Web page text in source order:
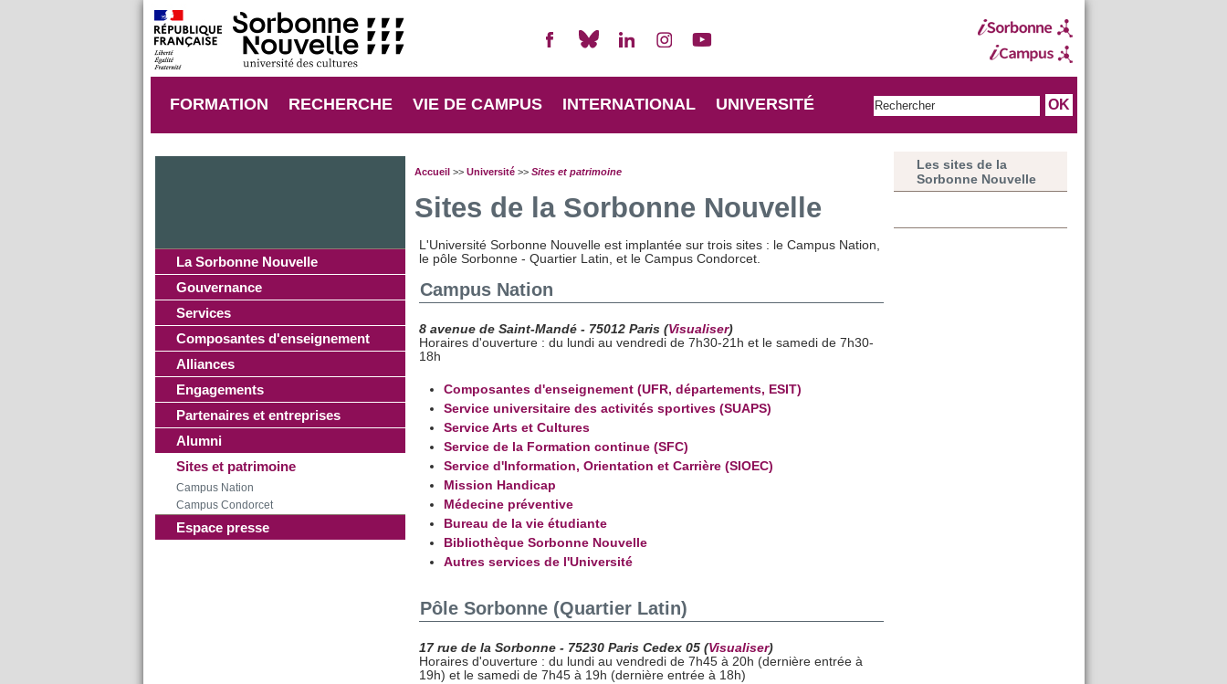
FORMATION RECHERCHE VIE DE CAMPUS INTERNATIONAL UNIVERSITÉ
La Sorbonne Nouvelle
Gouvernance
Services
Composantes d'enseignement
Alliances
Engagements
Partenaires et entreprises
Alumni
Sites et patrimoine
Campus Nation
Campus Condorcet
Espace presse
Accueil>> Université>> Sites et patrimoine
Sites de la Sorbonne Nouvelle
L'Université Sorbonne Nouvelle est implantée sur trois sites : le Campus Nation,
le pôle Sorbonne - Quartier Latin, et le Campus Condorcet.
Campus Nation
8 avenue de Saint-Mandé - 75012 Paris(Visualiser)
Horaires d'ouverture : du lundi au vendredi de 7h30-21h et le samedi de 7h30-
18h
Composantes d'enseignement (UFR, départements, ESIT)
Service universitaire des activités sportives (SUAPS)
Service Arts et Cultures
Service de la Formation continue (SFC)
Service d'Information, Orientation et Carrière (SIOEC)
Mission Handicap
Médecine préventive
Bureau de la vie étudiante
Bibliothèque Sorbonne Nouvelle
Autres services de l'Université
Pôle Sorbonne (Quartier Latin)
17 rue de la Sorbonne - 75230 Paris Cedex 05 (Visualiser)
Horaires d'ouverture : du lundi au vendredi de 7h45 à 20h (dernière entrée à
19h) et le samedi de 7h45 à 19h (dernière entrée à 18h)
Les sites de la
Sorbonne Nouvelle